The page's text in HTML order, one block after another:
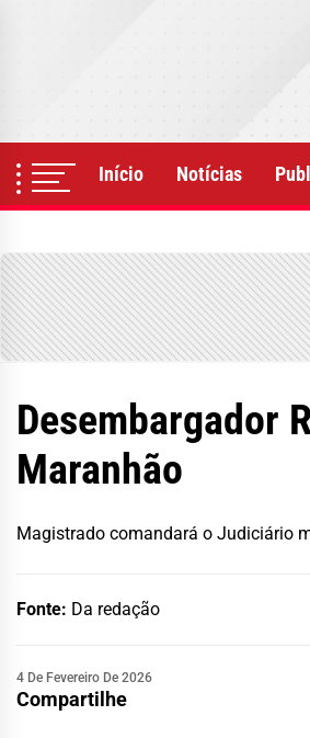
Início Notícias
Desembargador
Maranhão
Magistrado comandará o Judiciário
Fonte: Da redação
4 De Fevereiro De 2026
Compartilhe